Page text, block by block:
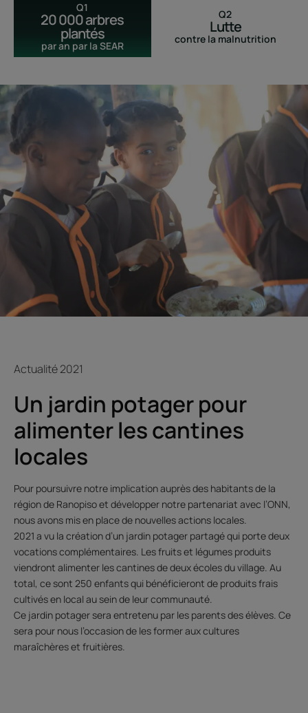
Q1
20 000 arbres
plantés
par an par la SEAR
Q2
Lutte
contre la malnutrition
Actualité 2021
Un jardin potager pour
alimenter les cantines
locales
Pour poursuivre notre implication auprès des habitants de la
région de Ranopiso et développer notre partenariat avec l’ONN,
nous avons mis en place de nouvelles actions locales.
2021 a vu la création d’un jardin potager partagé qui porte deux
vocations complémentaires. Les fruits et légumes produits
viendront alimenter les cantines de deux écoles du village. Au
total, ce sont 250 enfants qui bénéficieront de produits frais
cultivés en local au sein de leur communauté.
Ce jardin potager sera entretenu par les parents des élèves. Ce
sera pour nous l’occasion de les former aux cultures
maraîchères et fruitières.